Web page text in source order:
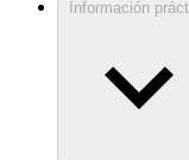
Información